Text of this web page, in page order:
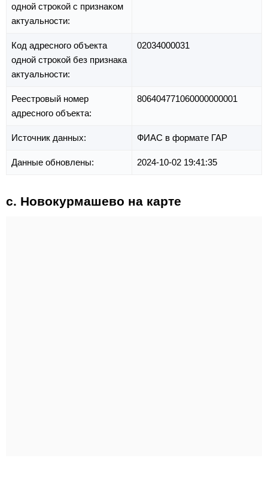
одной строкой с признаком
актуальности:
Код адресного объекта
одной строкой без признака
актуальности:
02034000031
Реестровый номер
адресного объекта:
806404771060000000001
Источник данных: ФИАС в формате ГАР
Данные обновлены: 2024-10-02 19:41:35
с. Новокурмашево на карте